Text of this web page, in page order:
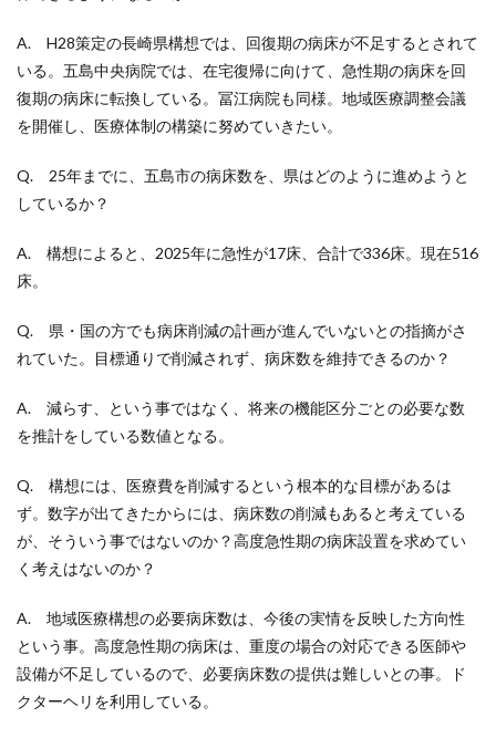
A. H28策定の長崎県構想では、回復期の病床が不足するとされて
いる。五島中央病院では、在宅復帰に向けて、急性期の病床を回
復期の病床に転換している。冨江病院も同様。地域医療調整会議
を開催し、医療体制の構築に努めていきたい。
Q. 25年までに、五島市の病床数を、県はどのように進めようと
しているか？
A. 構想によると、2025年に急性が17床、合計で336床。現在516
床。
Q. 県・国の方でも病床削減の計画が進んでいないとの指摘がさ
れていた。目標通りで削減されず、病床数を維持できるのか？
A. 減らす、という事ではなく、将来の機能区分ごとの必要な数
を推計をしている数値となる。
Q. 構想には、医療費を削減するという根本的な目標があるは
ず。数字が出てきたからには、病床数の削減もあると考えている
が、そういう事ではないのか？高度急性期の病床設置を求めてい
く考えはないのか？
A. 地域医療構想の必要病床数は、今後の実情を反映した方向性
という事。高度急性期の病床は、重度の場合の対応できる医師や
設備が不足しているので、必要病床数の提供は難しいとの事。ド
クターヘリを利用している。